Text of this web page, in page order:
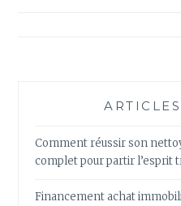
Comment réussir son
complet pour partir l’esprit
Financement achat